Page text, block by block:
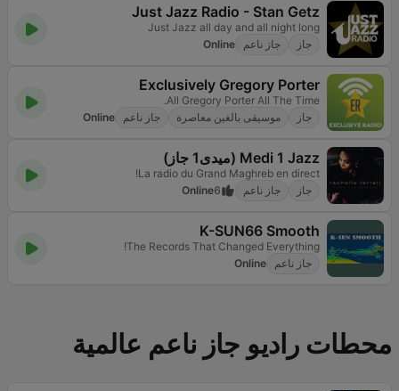
Just Jazz Radio - Stan Getz
Just Jazz all day and all night long
جاز
جاز ناعم Online
Exclusively Gregory Porter
All Gregory Porter All The Time.
جاز
موسيقى بالغين معاصرة جاز ناعم Online
Medi 1 Jazz (ميدى1 جاز)
La radio du Grand Maghreb en direct!
جاز
جاز ناعم 6
Online
K-SUN66 Smooth
The Records That Changed Everything!
جاز ناعم
Online
محطات راديو جاز ناعم عالمية